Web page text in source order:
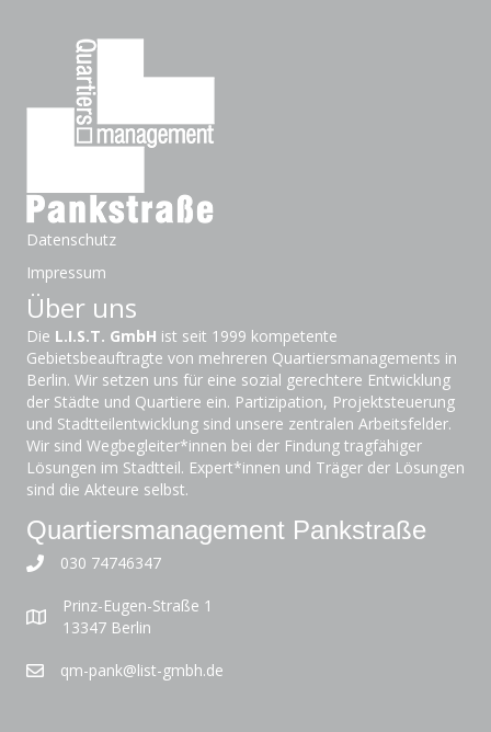
Datenschutz
Impressum
Über uns
Die L.I.S.T. GmbH ist seit 1999 kompetente
Gebietsbeauftragte von mehreren Quartiersmanagements in
Berlin. Wir setzen uns für eine sozial gerechtere Entwicklung
der Städte und Quartiere ein. Partizipation, Projektsteuerung
und Stadtteilentwicklung sind unsere zentralen Arbeitsfelder.
Wir sind Wegbegleiter*innen bei der Findung tragfähiger
Lösungen im Stadtteil. Expert*innen und Träger der Lösungen
sind die Akteure selbst.
Quartiersmanagement Pankstraße
030 74746347
Prinz-Eugen-Straße 1
13347 Berlin
qm-pank@list-gmbh.de